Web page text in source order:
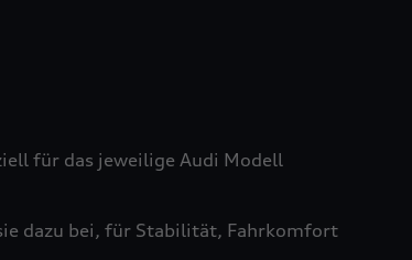
für das jeweilige Audi Modell
dazu bei, für Stabilität, Fahrkomfort